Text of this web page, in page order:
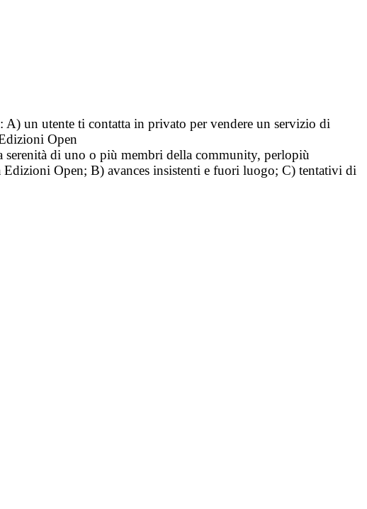
un utente ti contatta in privato per vendere un servizio di
Open
serenità di uno o più membri della community, perlopiù
Open; B) avances insistenti e fuori luogo; C) tentativi di